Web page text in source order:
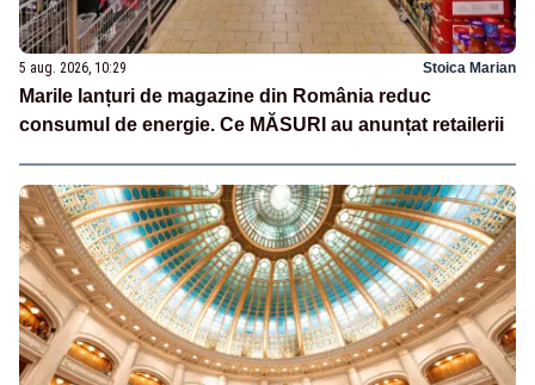
5 aug. 2026, 10:29 Stoica Marian
Marile lanțuri de magazine din România reduc
consumul de energie. Ce MĂSURI au anunțat retailerii